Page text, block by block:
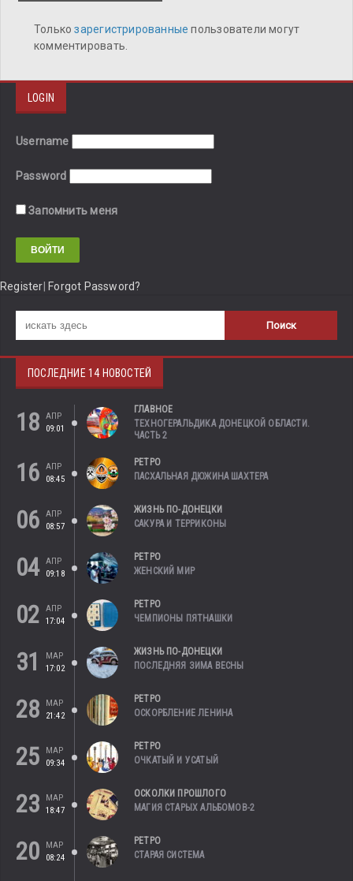
Толькозарегистрированныепользователи могут
комментировать.
LOGIN
Username
Password
Запомнить меня
Register Forgot Password?
ПОСЛЕДНИЕ 14 НОВОСТЕЙ
18
АПР
09:01
ГЛАВНОЕ
ТЕХНОГЕРАЛЬДИКА ДОНЕЦКОЙ ОБЛАСТИ.
ЧАСТЬ 2
16
АПР
08:45
РЕТРО
ПАСХАЛЬНАЯ ДЮЖИНА ШАХТЕРА
06
АПР
08:57
ЖИЗНЬ ПО-ДОНЕЦКИ
САКУРА И ТЕРРИКОНЫ
04 АПР
09:18
РЕТРО
ЖЕНСКИЙ МИР
02
АПР
17:04
РЕТРО
ЧЕМПИОНЫ ПЯТНАШКИ
31
МАР
17:02
ЖИЗНЬ ПО-ДОНЕЦКИ
ПОСЛЕДНЯЯ ЗИМА ВЕСНЫ
28
МАР
21:42
РЕТРО
ОСКОРБЛЕНИЕ ЛЕНИНА
25
МАР
09:34
РЕТРО
ОЧКАТЫЙ И УСАТЫЙ
23
МАР
18:47
ОСКОЛКИ ПРОШЛОГО
МАГИЯ СТАРЫХ АЛЬБОМОВ-2
20
МАР
08:24
РЕТРО
СТАРАЯ СИСТЕМА